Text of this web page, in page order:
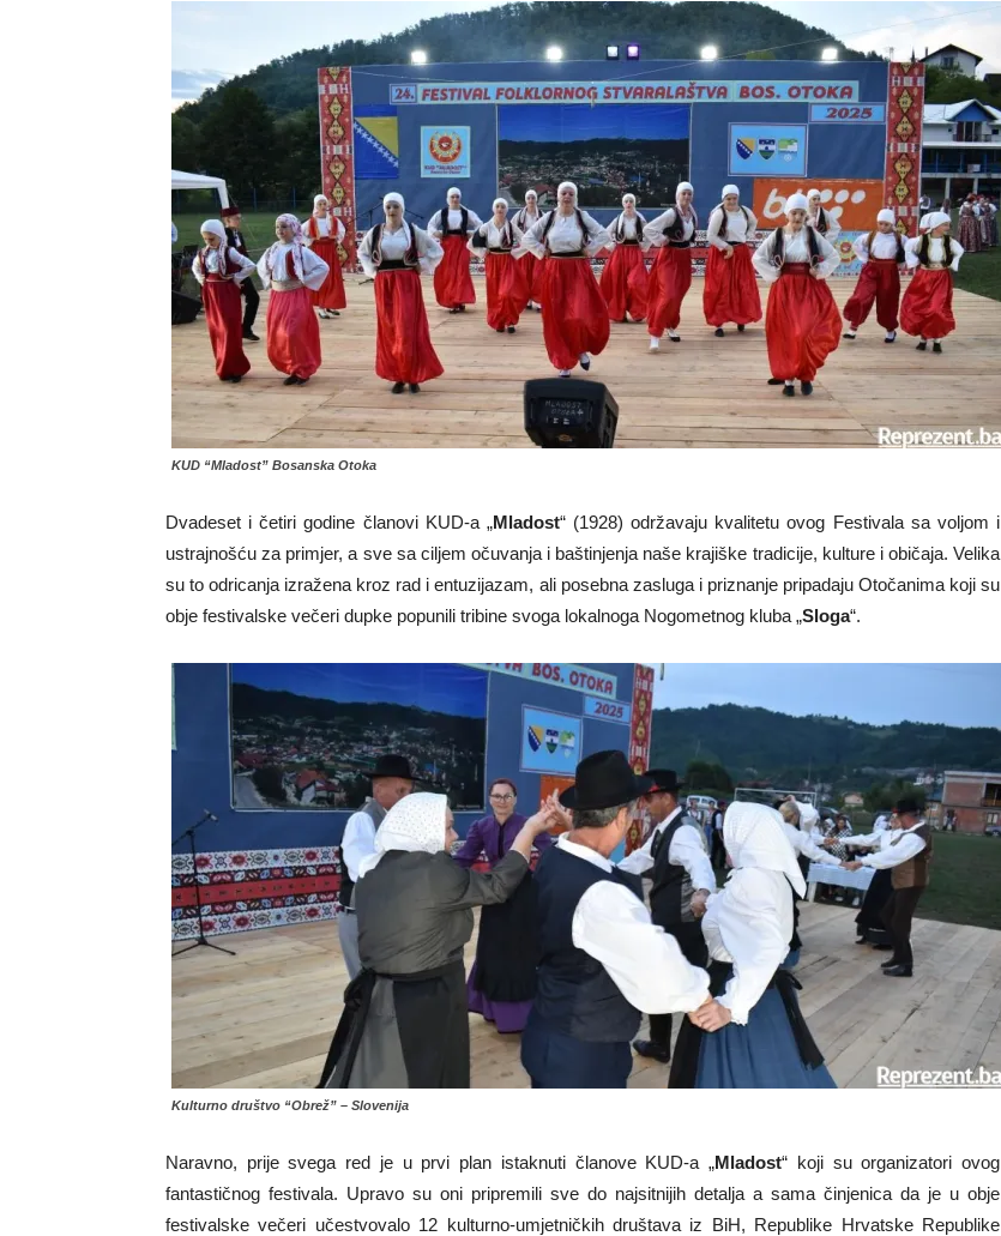
KUD “Mladost” Bosanska Otoka
Dvadeset i četiri godine članovi KUD-a „Mladost“ (1928) održavaju kvalitetu ovog Festivala sa voljom i
ustrajnošću za primjer, a sve sa ciljem očuvanja i baštinjenja naše krajiške tradicije, kulture i običaja. Velika
su to odricanja izražena kroz rad i entuzijazam, ali posebna zasluga i priznanje pripadaju Otočanima koji su
obje festivalske večeri dupke popunili tribine svoga lokalnoga Nogometnog kluba „Sloga“.
Kulturno društvo “Obrež” – Slovenija
Naravno, prije svega red je u prvi plan istaknuti članove KUD-a „Mladost“ koji su organizatori ovog
fantastičnog festivala. Upravo su oni pripremili sve do najsitnijih detalja a sama činjenica da je u obje
festivalske večeri učestvovalo 12 kulturno-umjetničkih društava iz BiH, Republike Hrvatske Republike